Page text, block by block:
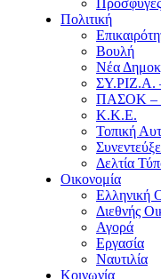
Πολιτική
Βουλή
Νέα
ΣΥ.ΡΙΖ.Α.
ΠΑΣΟΚ –
Κ.Κ.Ε.
Τοπική
Δελτία
Οικονομία
Ελληνική
Διεθνής
Αγορά
Εργασία
Ναυτιλία
Κοινωνία